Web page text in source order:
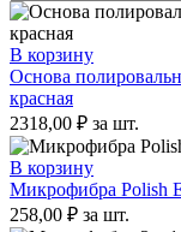
В корзину
Основа
красная
2318,00 ₽ за шт.
В корзину
Микрофибра Polish
258,00 ₽ за шт.